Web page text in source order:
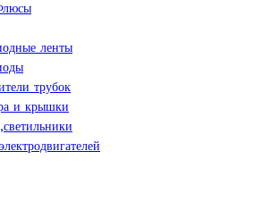
ленты
трубок
и крышки